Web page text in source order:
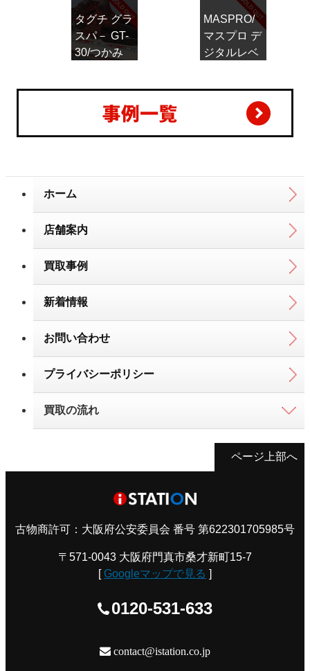
機械
搬ローラー
タグチ グラ
スパ－ GT-
30/つかみ
クロー/東空
ユンボアタ
ッチメント
MASPRO/
マスプロ デ
ジタルレベ
ー LCN3
ホーム
店舗案内
買取事例
新着情報
お問い合わせ
プライバシーポリシー
買取の流れ
ページ上部へ
古物商許可：大阪府公安委員会 番号 第622301705985号
〒571-0043 大阪府門真市桑才新町15-7
[ Googleマップで見る ]
0120-531-633
contact@istation.co.jp